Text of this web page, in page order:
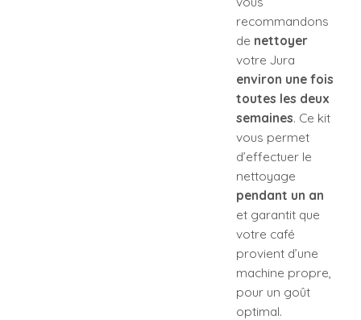
recommandons
de nettoyer
votre Jura
environ une fois
toutes les deux
semaines. Ce kit
vous permet
d’effectuer le
nettoyage
pendant un an
et garantit que
votre café
provient d’une
machine propre,
pour un goût
optimal.